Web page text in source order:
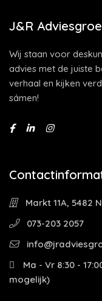
J&R
Wij staan voor
advies met de juiste
verhaal en kijken
sámen!
Markt 11A, 5482
073-203 2057
Ma - Vr 8:30 -
mogelijk)